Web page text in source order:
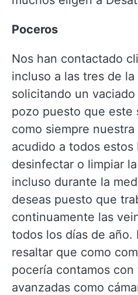
Poceros
Nos han contactado
incluso a las tres de la
solicitando un
pozo puesto que este
como siempre nuestra
acudido a todos estos
desinfectar o limpiar
incluso durante la
deseas puesto que
continuamente las
todos los días de año.
resaltar que como
pocería contamos
avanzadas como